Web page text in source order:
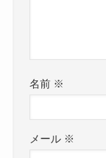
名前 ※
メール ※